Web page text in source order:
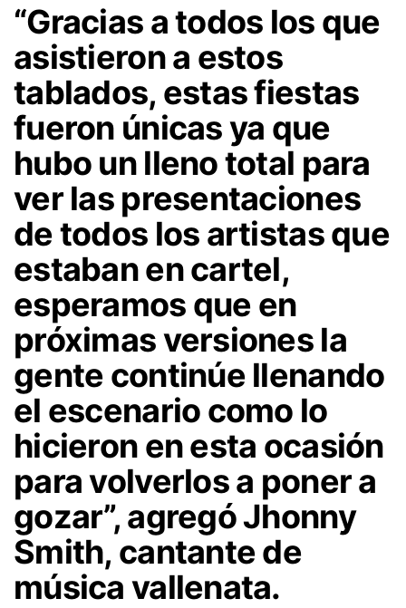
“Gracias a todos los que
asistieron a estos
tablados, estas fiestas
fueron únicas ya que
hubo un lleno total para
ver las presentaciones
de todos los artistas que
estaban en cartel,
esperamos que en
próximas versiones la
gente continúe llenando
el escenario como lo
hicieron en esta ocasión
para volverlos a poner a
gozar”, agregó Jhonny
Smith, cantante de
música vallenata.